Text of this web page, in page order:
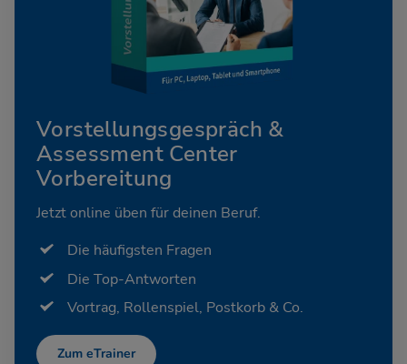
Vorstellungsgespräch &
Assessment Center
Vorbereitung
Jetzt online üben für deinen Beruf.
Die häufigsten Fragen
Die Top-Antworten
Vortrag, Rollenspiel, Postkorb & Co.
Zum eTrainer